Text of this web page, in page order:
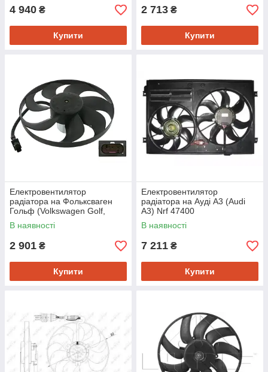
4 940 ₴
Купити
2 713 ₴
Купити
Електровентилятор
радіатора на Фольксваген
Гольф (Volkswagen Golf,
Jetta, Polo, Golf 4) Swag
99914742
В наявності
2 901 ₴
Купити
Електровентилятор
радіатора на Ауді A3 (Audi
A3) Nrf 47400
В наявності
7 211 ₴
Купити